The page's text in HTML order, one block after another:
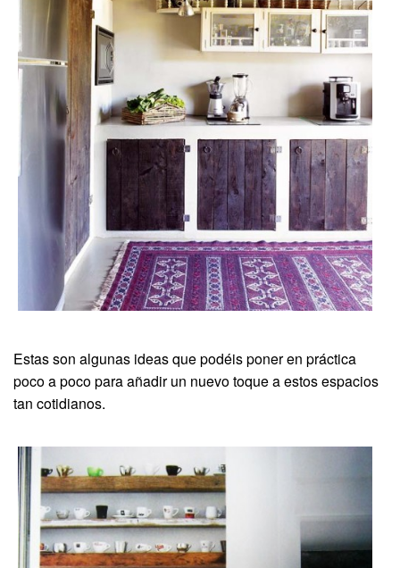
Estas son algunas ideas que podéis poner en práctica
poco a poco para añadir un nuevo toque a estos espacios
tan cotidianos.